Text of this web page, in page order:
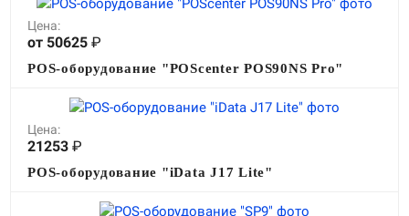
Цена:
от 50625 ₽
POS-оборудование "POScenter POS90NS Pro"
Цена:
21253 ₽
POS-оборудование "iData J17 Lite"